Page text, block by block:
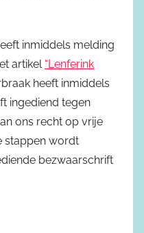
inmiddels melding
artikel “Lenferink
heeft inmiddels
ingediend tegen
ons recht op vrije
stappen wordt
bezwaarschrift